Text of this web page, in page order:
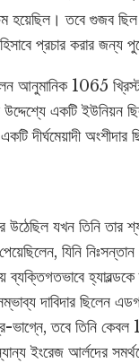
হয়েছিল। তবে গুজব
প্রচার করার জন্য
আনুমানিক 1065
একটি ইউনিয়ন ছিল
দীর্ঘমেয়াদী
যখন তিনি
যিনি
ব্যক্তিগতভাবে
দাবিদার ছিলেন
তবে তিনি কেবল
ইংরেজ আর্লদের